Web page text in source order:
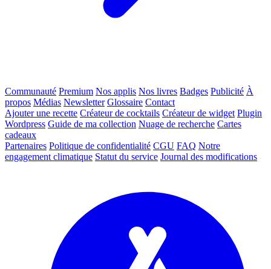
Communauté Premium Nos applis Nos livres Badges Publicité À
propos Médias Newsletter Glossaire Contact
Ajouter une recette Créateur de cocktails Créateur de widget Plugin
Wordpress Guide de ma collection Nuage de recherche Cartes
cadeaux
Partenaires Politique de confidentialité CGU FAQ Notre
engagement climatique Statut du service Journal des modifications